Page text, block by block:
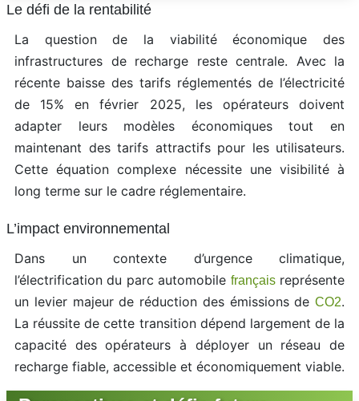
Le défi de la rentabilité
La question de la viabilité économique des
infrastructures de recharge reste centrale. Avec la
récente baisse des tarifs réglementés de l’électricité
de 15% en février 2025, les opérateurs doivent
adapter leurs modèles économiques tout en
maintenant des tarifs attractifs pour les utilisateurs.
Cette équation complexe nécessite une visibilité à
long terme sur le cadre réglementaire.
L’impact environnemental
Dans un contexte d’urgence climatique,
l’électrification du parc automobile françaisreprésente
un levier majeur de réduction des émissions de CO2.
La réussite de cette transition dépend largement de la
capacité des opérateurs à déployer un réseau de
recharge fiable, accessible et économiquement viable.